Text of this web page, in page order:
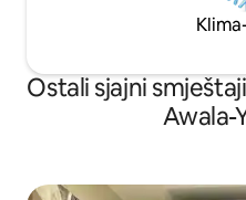
Ostali sjajni
Awala-